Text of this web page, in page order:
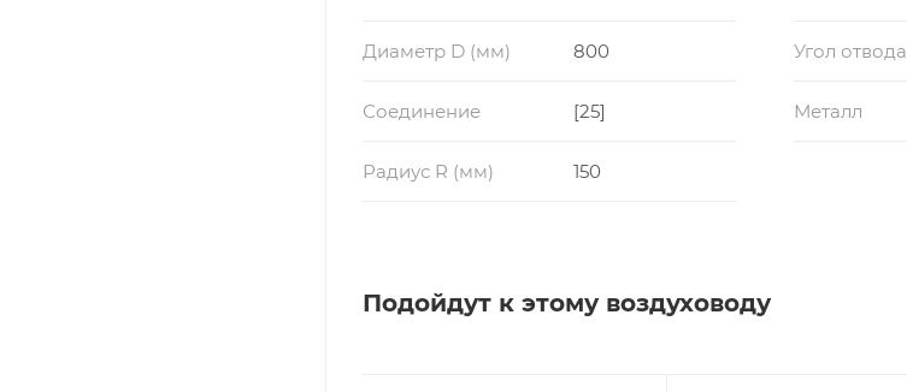
Диаметр D (мм) 800 Угол отвода
Соединение [25] Металл
Радиус R (мм) 150
Подойдут к этому воздуховоду